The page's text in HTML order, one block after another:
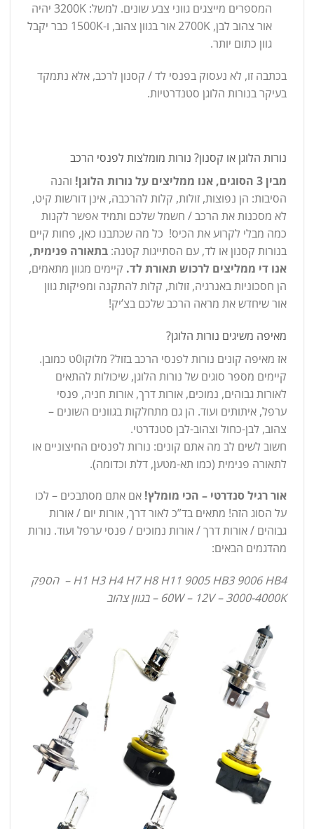
המספרים מייצגים גווני צבע שונים. למשל: 3200K יהיה
אור צהוב לבן, 2700K אור בגוון צהוב, ו-1500K כבר יקבל
גוון כתום יותר.
בכתבה זו, לא נעסוק בפנסי לד / קסנון לרכב, אלא נתמקד
בעיקר בנורות הלוגן סטנדרטיות.
נורות הלוגן או קסנון? נורות מומלצות לפנסי הרכב
מבין 3 הסוגים, אנו ממליצים על נורות הלוגן!
והנה
הסיבות: הן נפוצות, זולות, קלות להרכבה, אינן דורשות קיט,
לא מסכנות את הרכב / חשמל שלכם ותמיד אפשר לקנות
כמה מבלי לקרוע את הכיס! כל מה שכתבנו כאן, פחות קיים
בנורות קסנון או לד, עם הסתייגות קטנה: בתאורה פנימית,
אנו די ממליצים לרכוש תאורת לד. קיימים מגוון מתאמים,
הן חסכוניות באנרגיה, זולות, קלות להתקנה ומפיקות גוון
אור שיחדש את מראה הרכב שלכם בצ’יק!
מאיפה משיגים נורות הלוגן?
אז מאיפה קונים נורות לפנסי הרכב בזול? מלוקו0ט כמובן.
קיימים מספר סוגים של נורות הלוגן, שיכולות להתאים
לאורות גבוהים, נמוכים, אורות דרך, אורות חניה, פנסי
ערפל, איתותים ועוד. הן גם מתחלקות בגוונים השונים –
צהוב, לבן-כחול וצהוב-לבן סטנדרטי.
חשוב לשים לב מה אתם קונים: נורות לפנסים החיצוניים או
לתאורה פנימית (כמו תא-מטען, דלת וכדומה).
אור רגיל סנדרטי – הכי מומלץ! אם אתם מסתבכים – לכו
על הסוג הזה! מתאים בד”כ לאור דרך, אורות יום / אורות
גבוהים / אורות דרך / אורות נמוכים / פנסי ערפל ועוד. נורות
מהדגמים הבאים:
H1 H3 H4 H7 H8 H11 9005 HB3 9006 HB4 – הספק
60W – 12V – 3000-4000K – בגוון צהוב